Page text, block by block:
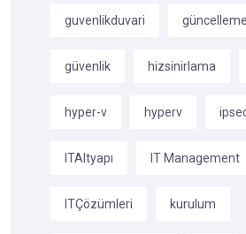
guvenlikduvari güncelleme
güvenlik hizsinirlama
hyper-v hyperv
ITAltyapı IT Management
ITÇözümleri kurulum